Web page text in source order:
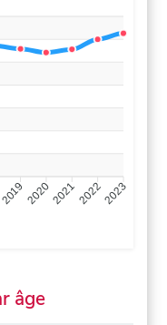
2019 2020202120222023
âge